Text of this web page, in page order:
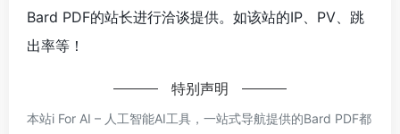
Bard PDF的站长进行洽谈提供。如该站的IP、PV、跳
出率等！
特别声明
本站i For AI – 人工智能AI工具，一站式导航提供的Bard PDF都